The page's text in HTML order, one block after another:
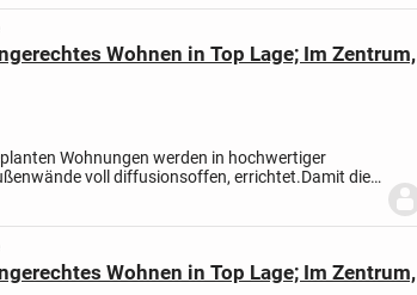
Wohnen in Top Lage; Im Zentrum,
Wohnungen werden in hochwertiger
voll diffusionsoffen, errichtet.Damit die
erhalten bleibt, verwenden wir...
Wohnen in Top Lage; Im Zentrum,